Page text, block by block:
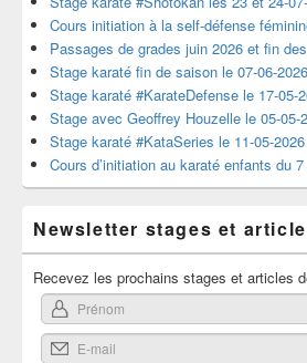
Cours initiation à la self-défense
Passages de grades juin 2026 et fin
Stage karaté fin de saison le 07-06-2026
Stage karaté #KarateDefense le 17-05-
Stage avec Geoffrey Houzelle le 05-05-
Stage karaté #KataSeries le 11-05-2026
Cours d’initiation au karaté enfants du
Newsletter stages et article
Recevez les prochains stages et articles